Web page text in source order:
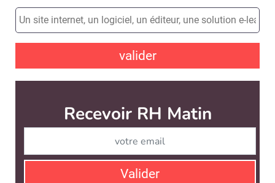
valider
Recevoir RH Matin
Valider